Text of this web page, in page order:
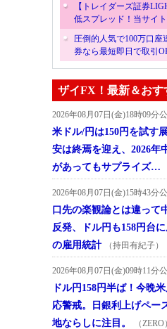
【トレイダーズ証券
低スプレッド！当サイ
圧倒的人気で100万口
券なら最短即日で取引
ザイFX！最新＆おす
2026年08月07日(金)18時09分
米ドル/円は150円を試す
安は終焉を迎え、2026年
があってもサプライズ…
2026年08月07日(金)15時43分
口先の楽観論とは違って
反発、ドル円も158円台
の雇用統計
（持田有紀子）
2026年08月07日(金)09時11分
ドル円158円半ば！今晩
応警戒。日銀利上げペー
地ならしに注目。
（ZERO）